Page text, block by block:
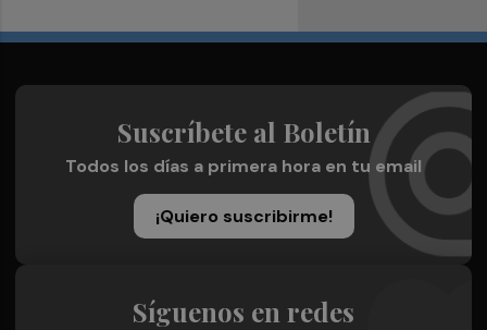
Suscríbete al Boletín
Todos los días a primera hora en tu email
¡Quiero suscribirme!
Síguenos en redes